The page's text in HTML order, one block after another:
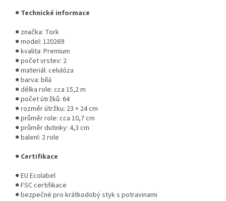
● Technické informace
● značka: Tork
● model: 120269
● kvalita: Premium
● počet vrstev: 2
● materiál: celulóza
● barva: bílá
● délka role: cca 15,2 m
● počet útržků: 64
● rozměr útržku: 23 × 24 cm
● průměr role: cca 10,7 cm
● průměr dutinky: 4,3 cm
● balení: 2 role
● Certifikace
● EU Ecolabel
● FSC certifikace
● bezpečné pro krátkodobý styk s potravinami